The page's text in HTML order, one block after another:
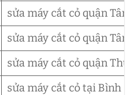
sửa máy cắt cỏ quận Tân
sửa máy cắt cỏ quận Tân
sửa máy cắt cỏ quận
sửa máy cắt cỏ tại Bình